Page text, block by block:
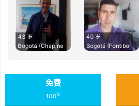
43 岁
Bogotá (Chapine
40 岁
Bogotá (Fontibo
免费
100%